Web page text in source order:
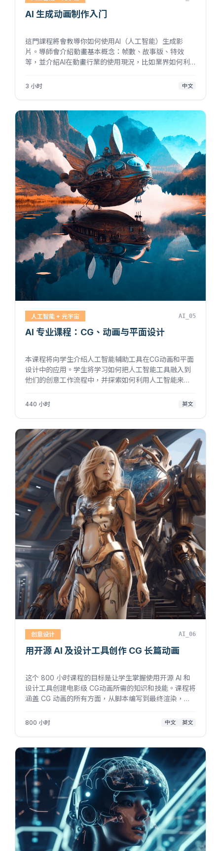
AI 生成动画制作入门
這門課程將會教導你如何使用AI（人工智能）生成影
片。導師會介紹動畫基本概念：帧數、故事版、特效
等，並介紹AI在動畫行業的使用現況，比如業界如何利
增加字幕與背景音樂等工作。在課程結束前，學生將使
3 小时 中文
人工智能 + 元宇宙 AI_05
AI 专业课程：CG、动画与平面设计
本课程将向学生介绍人工智能辅助工具在CG动画和平面
设计中的应用。学生将学习如何把人工智能工具融入到
他们的创意工作流程中，并探索如何利用人工智能来提
效等。在课程完结时，学生将对如何在…
440 小时 英文
创意设计 AI_06
用开源 AI 及设计工具创作 CG 长篇动画
这个 800 小时课程的目标是让学生掌握使用开源 AI 和
设计工具创建电影级 CG动画所需的知识和技能。课程将
涵盖 CG 动画的所有方面，从脚本编写到最终渲染，学
程，学生将学习使用 AI 工具来加速动画制作过程，创作
800 小时 中文 英文